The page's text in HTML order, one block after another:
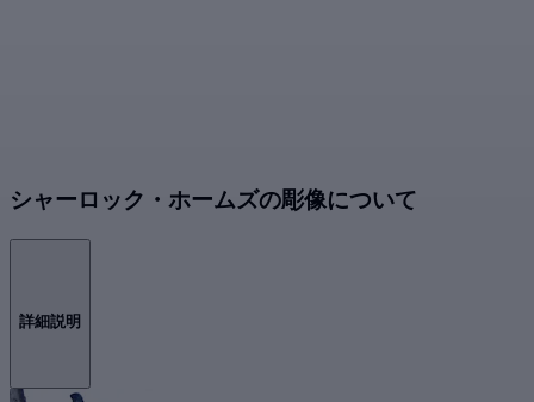
シャーロック・ホームズの彫像について
詳細説明